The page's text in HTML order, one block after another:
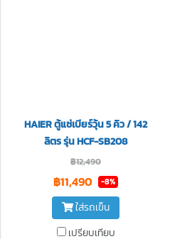
HAIER ตู้แช่เบียร์วุ้น 5 คิว / 142
ลิตร รุ่น HCF-SB208
฿12,490
฿11,490 -8%
ใส่รถเข็น
เปรียบเทียบ